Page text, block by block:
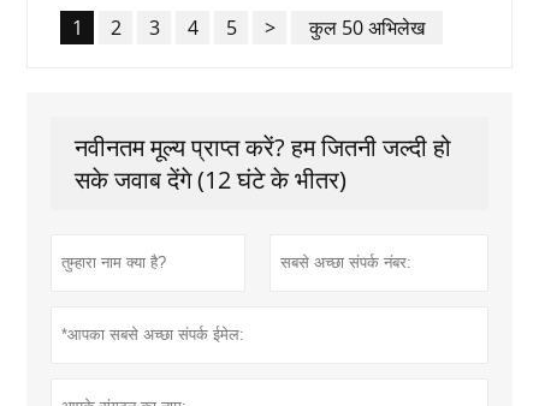
1 2 3 4 5 > कुल 50 अभिलेख
नवीनतम मूल्य प्राप्त करें? हम जितनी जल्दी हो
सके जवाब देंगे (12 घंटे के भीतर)